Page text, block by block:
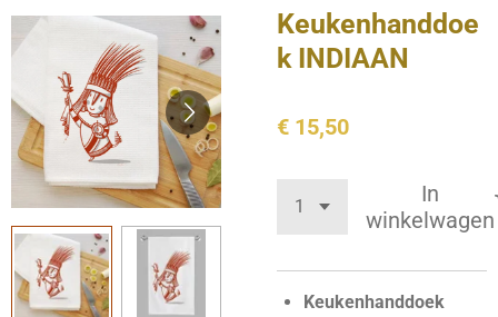
Keukenhanddoe
k INDIAAN
€ 15,50
In
winkelwagen
Keukenhanddoek